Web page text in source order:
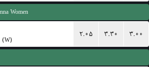
Women
(W)
۲.۰۵ ۳.۳۰ ۳.۰۰